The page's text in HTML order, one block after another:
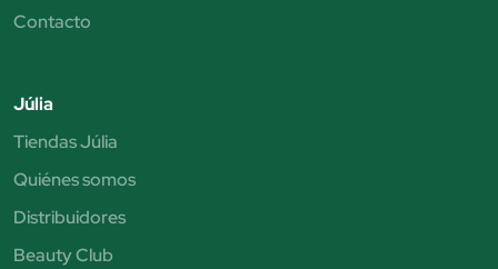
Contacto
Júlia
Tiendas Júlia
Quiénes somos
Distribuidores
Beauty Club